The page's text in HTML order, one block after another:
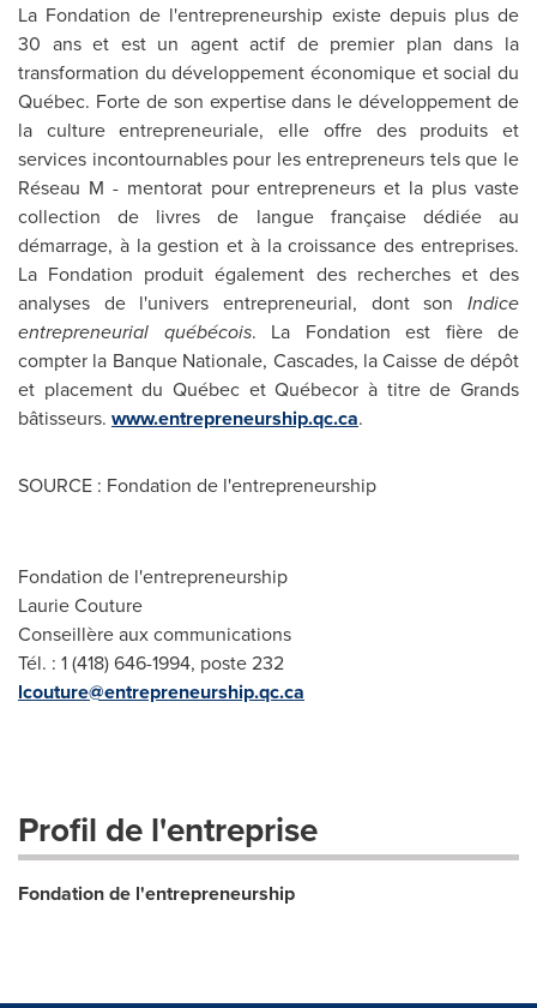
La Fondation de l'entrepreneurship existe depuis plus de
30 ans et est un agent actif de premier plan dans la
transformation du développement économique et social du
Québec. Forte de son expertise dans le développement de
la culture entrepreneuriale, elle offre des produits et
services incontournables pour les entrepreneurs tels que le
Réseau M - mentorat pour entrepreneurs et la plus vaste
collection de livres de langue française dédiée au
démarrage, à la gestion et à la croissance des entreprises.
La Fondation produit également des recherches et des
analyses de l'univers entrepreneurial, dont son Indice
entrepreneurial québécois. La Fondation est fière de
compter la Banque Nationale, Cascades, la Caisse de dépôt
et placement du Québec et Québecor à titre de Grands
bâtisseurs. www.entrepreneurship.qc.ca.
SOURCE : Fondation de l'entrepreneurship
Fondation de l'entrepreneurship
Laurie Couture
Conseillère aux communications
Tél. : 1 (418) 646-1994, poste 232
lcouture@entrepreneurship.qc.ca
Profil de l'entreprise
Fondation de l'entrepreneurship